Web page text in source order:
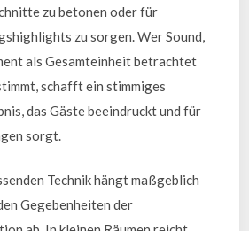
zu betonen oder für
zu sorgen. Wer Sound,
als Gesamteinheit betrachtet
schafft ein stimmiges
das Gäste beeindruckt und für
sorgt.
Technik hängt maßgeblich
Gegebenheiten der